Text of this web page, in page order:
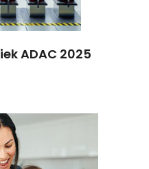
ADAC 2025